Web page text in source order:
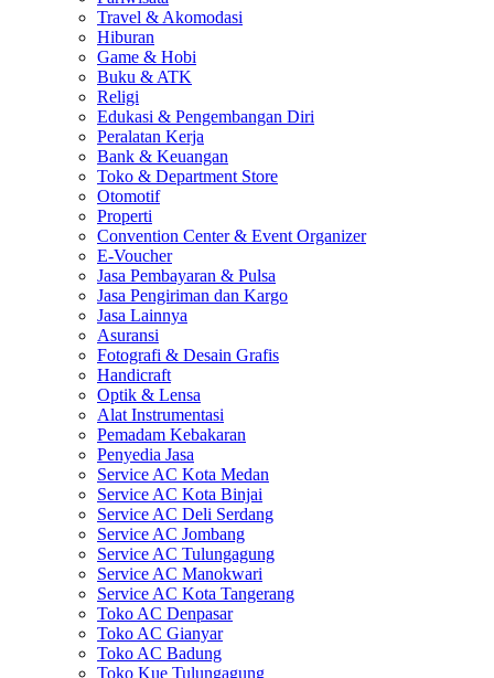
Travel & Akomodasi
Hiburan
Game & Hobi
Buku & ATK
Religi
Edukasi & Pengembangan Diri
Peralatan Kerja
Bank & Keuangan
Toko & Department Store
Otomotif
Properti
Convention Center & Event Organizer
E-Voucher
Jasa Pembayaran & Pulsa
Jasa Pengiriman dan Kargo
Jasa Lainnya
Asuransi
Fotografi & Desain Grafis
Handicraft
Optik & Lensa
Alat Instrumentasi
Pemadam Kebakaran
Penyedia Jasa
Service AC Kota Medan
Service AC Kota Binjai
Service AC Deli Serdang
Service AC Jombang
Service AC Tulungagung
Service AC Manokwari
Service AC Kota Tangerang
Toko AC Denpasar
Toko AC Gianyar
Toko AC Badung
Toko Kue Tulungagung